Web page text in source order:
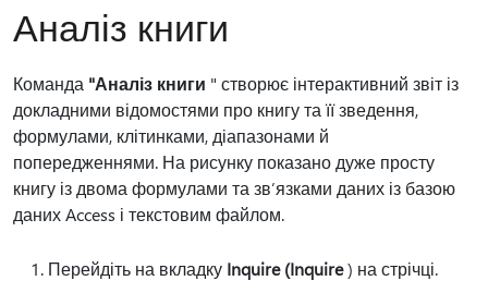
Аналіз книги
Команда "Аналіз книги " створює інтерактивний звіт із
докладними відомостями про книгу та її зведення,
формулами, клітинками, діапазонами й
попередженнями. На рисунку показано дуже просту
книгу із двома формулами та зв’язками даних із базою
даних Access і текстовим файлом.
Перейдіть на вкладку Inquire (Inquire) на стрічці.